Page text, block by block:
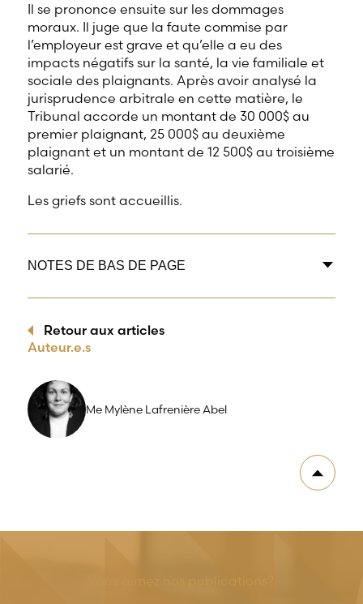
Il se prononce ensuite sur les dommages
moraux. Il juge que la faute commise par
l’employeur est grave et qu’elle a eu des
impacts négatifs sur la santé, la vie familiale et
sociale des plaignants. Après avoir analysé la
jurisprudence arbitrale en cette matière, le
Tribunal accorde un montant de 30 000$ au
premier plaignant, 25 000$ au deuxième
plaignant et un montant de 12 500$ au troisième
salarié.
Les griefs sont accueillis.
NOTES DE BAS DE PAGE
Retour aux articles
Auteur.e.s
Me Mylène Lafrenière Abel